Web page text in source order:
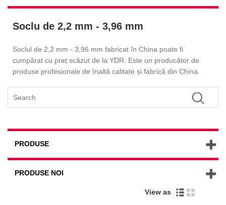
Soclu de 2,2 mm - 3,96 mm
Soclul de 2,2 mm - 3,96 mm fabricat în China poate fi
cumpărat cu preț scăzut de la YDR. Este un producător de
produse profesionale de înaltă calitate și fabrică din China.
PRODUSE
PRODUSE NOI
View as